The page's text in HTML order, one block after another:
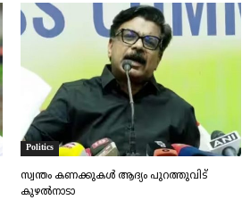
Politics
സ്വന്തം കണക്കുകൾ ആദ്യം പുറത്തുവിട്
കുഴൽനാടാ